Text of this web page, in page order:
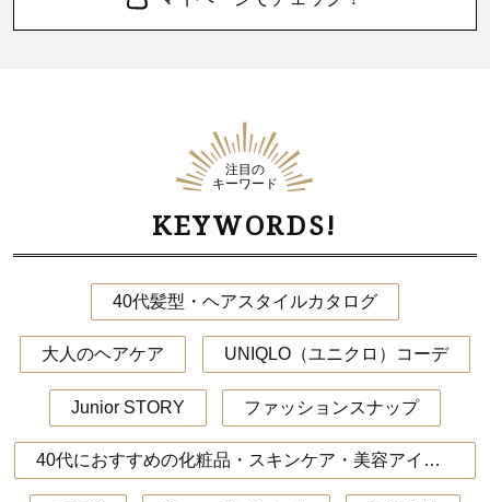
注目の
キーワード
KEYWORDS!
40代髪型・ヘアスタイルカタログ
大人のヘアケア UNIQLO（ユニクロ）コーデ
Junior STORY ファッションスナップ
40代におすすめの化粧品・スキンケア・美容アイテム